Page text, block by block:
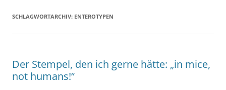
SCHLAGWORTARCHIV: ENTEROTYPEN
Der Stempel, den ich gerne hätte: „in mice,
not humans!“